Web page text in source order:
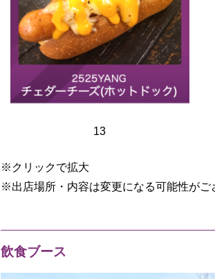
13
※クリックで拡大
※出店場所・内容は変更になる可能性がご
飲食ブース